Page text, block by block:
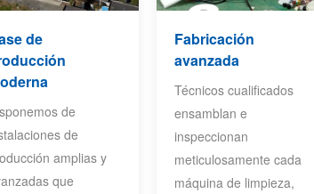
de
de
de
amplias y
que
Fabricación
avanzada
Técnicos cualificados
ensamblan e
inspeccionan
meticulosamente cada
máquina de limpieza,